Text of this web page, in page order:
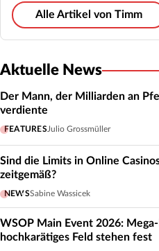
Alle Artikel von Timm
Aktuelle News
Der Mann, der Milliarden an
verdiente
FEATURES Julio Grossmüller
Sind die Limits in Online
zeitgemäß?
NEWSSabine Wassicek
WSOP Main Event 2026:
hochkarätiges Feld stehen fest